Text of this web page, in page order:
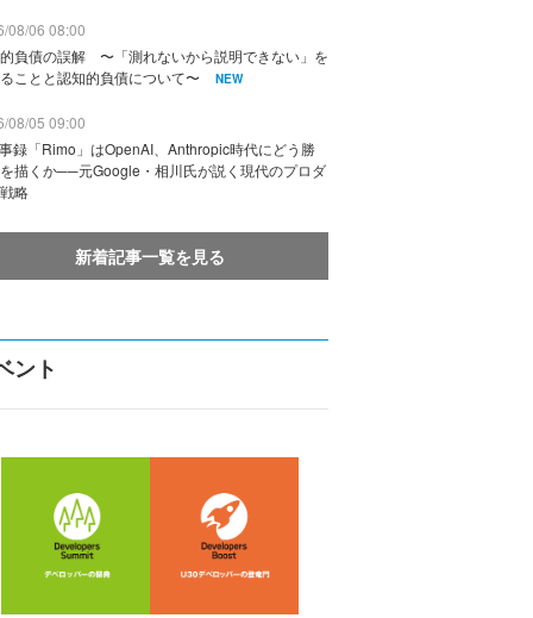
08/06 08:00
負債の誤解 〜「測れないから説明できない」を
ことと認知的負債について〜
NEW
08/05 09:00
録「Rimo」はOpenAI、Anthropic時代にどう勝
描くか──元Google・相川氏が説く現代のプロダ
略
新着記事一覧を見る
ント